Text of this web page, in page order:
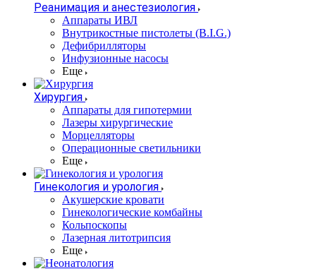
Реанимация и анестезиология
Аппараты ИВЛ
Внутрикостные пистолеты (B.I.G.)
Дефибрилляторы
Инфузионные насосы
Еще
Хирургия
Аппараты для гипотермии
Лазеры хирургические
Морцелляторы
Операционные светильники
Еще
Гинекология и урология
Акушерские кровати
Гинекологические комбайны
Кольпоскопы
Лазерная литотрипсия
Еще